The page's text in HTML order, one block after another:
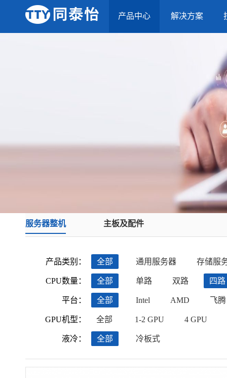
产品中心 解决方案
服务器整机 主板及配件
产品类别：
CPU数量：
平台：
GPU机型：
液冷：
全部 通用服务器 存储服
全部 单路 双路 四路
全部 Intel AMD 飞腾
全部 1-2 GPU 4 GPU
全部 冷板式